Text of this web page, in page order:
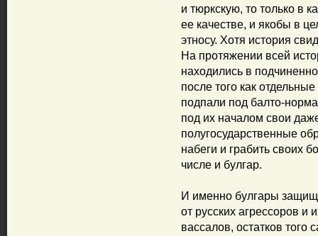
и тюркскую, то только в
ее качестве, и якобы в
этносу. Хотя история
На протяжении всей
находились в
после того как
подпали под балто-
под их началом свои
полугосударственные
набеги и грабить своих
числе и булгар.
И именно булгары
от русских агрессоров и
вассалов, остатков того